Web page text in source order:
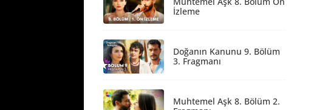
İzleme
Doğanın Kanunu 9. Bölüm
3. Fragmanı
Muhtemel Aşk 8. Bölüm 2.